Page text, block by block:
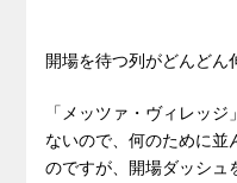
開場を待つ列がどんどん
「メッツァ・ヴィレッ
ないので、何のために並
のですが、開場ダッシュ